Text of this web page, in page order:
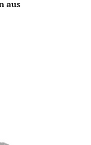
aus